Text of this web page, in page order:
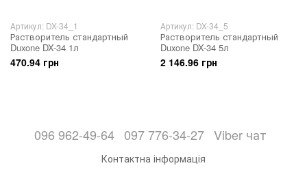
Артикул: DX-34_1
Растворитель стандартный
Duxone DX-34 1л
470.94 грн
Артикул: DX-34_5
Растворитель стандартный
Duxone DX-34 5л
2 146.96 грн
096 962-49-64 097 776-34-27 Viber чат
Контактна інформація